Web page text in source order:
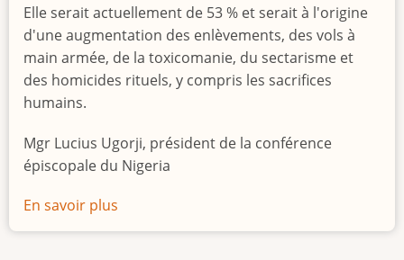
Elle serait actuellement de 53 % et serait à l'origine
d'une augmentation des enlèvements, des vols à
main armée, de la toxicomanie, du sectarisme et
des homicides rituels, y compris les sacrifices
humains.
Mgr Lucius Ugorji, président de la conférence
épiscopale du Nigeria
En savoir plus
Le